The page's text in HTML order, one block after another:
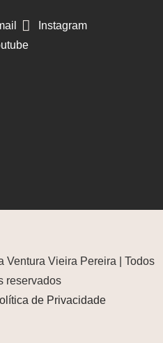
Instagram
Ventura Vieira Pereira | Todos
reservados
de Privacidade